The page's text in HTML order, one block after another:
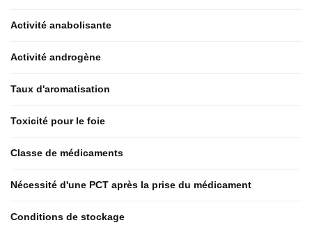
Activité anabolisante
Activité androgène
Taux d'aromatisation
Toxicité pour le foie
Classe de médicaments
Nécessité d'une PCT après la prise du médicament
Conditions de stockage